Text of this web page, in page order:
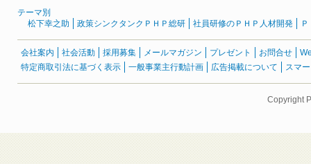
テーマ別
松下幸之助
政策シンクタンクＰＨＰ総研 社員研修のＰＨＰ人材開発
会社案内 社会活動 採用募集 メールマガジン プレゼント お問合せ
特定商取引法に基づく表示
一般事業主行動計画 広告掲載について スマ
Copyright